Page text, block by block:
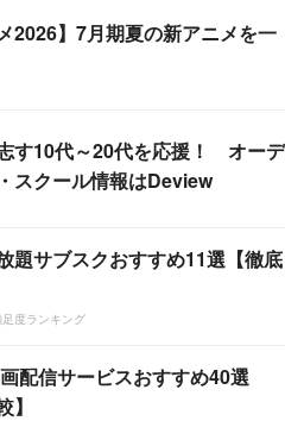
2026】7月期夏の新アニメを一
す10代～20代を応援！ オーデ
スクール情報はDeview
題サブスクおすすめ11選【徹底
度ランキング
配信サービスおすすめ40選
】